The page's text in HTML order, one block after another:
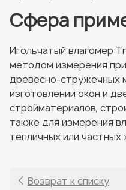
Сфера
Игольчатый влагомер
методом измерения
древесно-стружечных
изготовлении окон и
стройматериалов,
также для измерения
тепличных или частных
Возврат к списку